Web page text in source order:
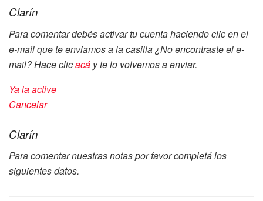
Clarín
Para comentar debés activar tu cuenta haciendo clic en el
e-mail que te enviamos a la casilla¿No encontraste el e-
mail? Hace clicacá y te lo volvemos a enviar.
Ya la active
Cancelar
Clarín
Para comentar nuestras notas por favor completá los
siguientes datos.